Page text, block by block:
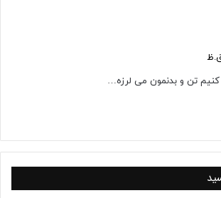
تن و بدنمون می لرزه…